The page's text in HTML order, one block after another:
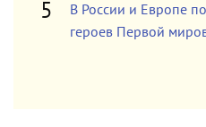
В России и Европе
героев Первой